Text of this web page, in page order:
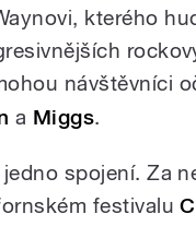
kterého
návštěvníci
a Miggs.
spojení. Za
festivalu